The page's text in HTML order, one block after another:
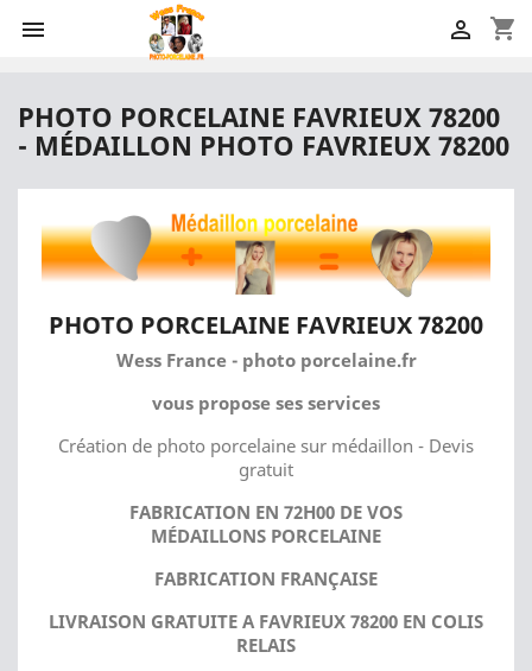
 shopping_cart

PHOTO PORCELAINE FAVRIEUX 78200
- MÉDAILLON PHOTO FAVRIEUX 78200
PHOTO PORCELAINE FAVRIEUX 78200
Wess France - photo porcelaine.fr
vous propose ses services
Création de photo porcelaine sur médaillon - Devis
gratuit
FABRICATION EN 72H00 DE VOS
MÉDAILLONS PORCELAINE
FABRICATION FRANÇAISE
LIVRAISON GRATUITE A FAVRIEUX 78200 EN COLIS
RELAIS